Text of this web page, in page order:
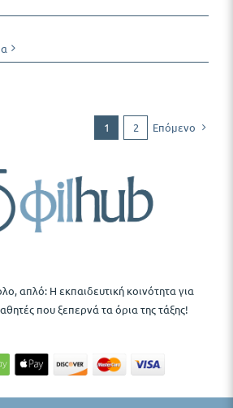
1 2 Επόμενο
απλό: Η εκπαιδευτική κοινότητα για
που ξεπερνά τα όρια της τάξης!